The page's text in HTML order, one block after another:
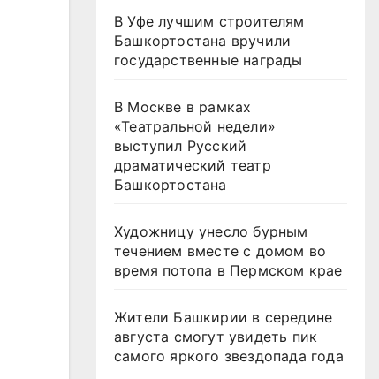
В Уфе лучшим строителям
Башкортостана вручили
государственные награды
В Москве в рамках
«Театральной недели»
выступил Русский
драматический театр
Башкортостана
Художницу унесло бурным
течением вместе с домом во
время потопа в Пермском крае
Жители Башкирии в середине
августа смогут увидеть пик
самого яркого звездопада года